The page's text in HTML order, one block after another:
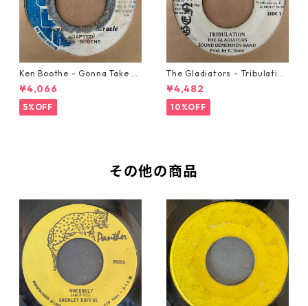
Ken Boothe - Gonna Take A
Miracle【7-21362】
¥4,066
5%OFF
The Gladiators - Tribulation
【7-21365】
¥4,482
10%OFF
その他の商品